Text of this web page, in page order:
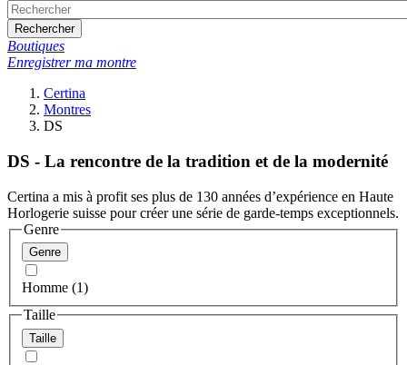
Rechercher
Boutiques
Enregistrer ma montre
Certina
Montres
DS
DS - La rencontre de la tradition et de la modernité
Certina a mis à profit ses plus de 130 années d’expérience en Haute
Horlogerie suisse pour créer une série de garde-temps exceptionnels.
Genre
Genre
Homme (1)
Taille
Taille